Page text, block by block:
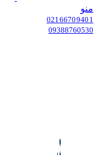
منو
02166709401
09388760530